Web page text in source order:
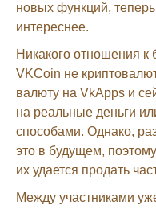
новых функций,
интереснее.
Никакого отношения к
VKCoin не
валюту на VkApps и
на реальные деньги
способами. Однако,
это в будущем,
их удается продать
Между участниками